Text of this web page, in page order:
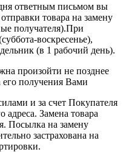
ответным письмом вы
товара на замену
получателя).При
воскресенье),
(в 1 рабочий день).
произойти не позднее
получения Вами
и за счет Покупателя
адреса. Замена товара
Посылка на замену
застрахована на